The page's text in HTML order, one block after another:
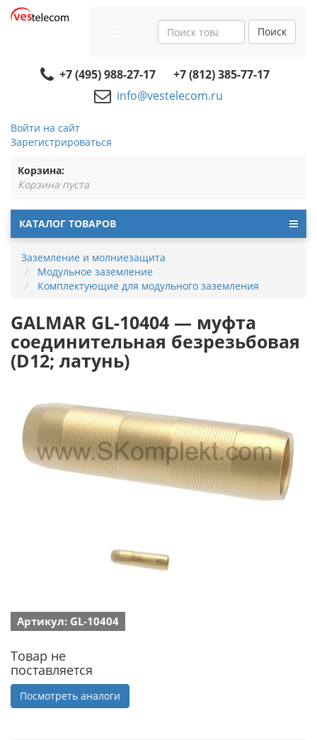
navigation
Поиск
+7 (495) 988-27-17
+7 (812) 385-77-17
info@vestelecom.ru
Войти на сайт
Зарегистрироваться
Корзина:
Корзина пуста
КАТАЛОГ ТОВАРОВ
Заземление и молниезащита
Модульное заземление
Комплектующие для модульного заземления
GALMAR GL-10404 — муфта
соединительная безрезьбовая
(D12; латунь)
Артикул: GL-10404
Товар не
поставляется
Посмотреть аналоги